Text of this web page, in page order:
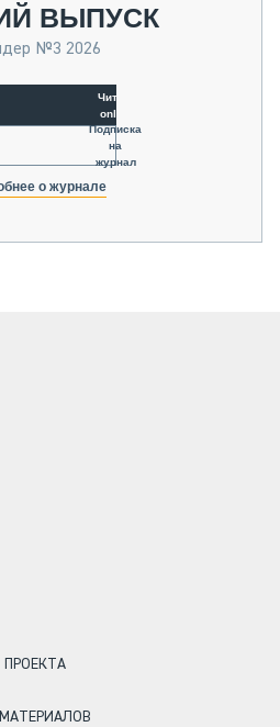
ВЫПУСК
№3 2026
Читать
online
Подписка
на
журнал
о журнале